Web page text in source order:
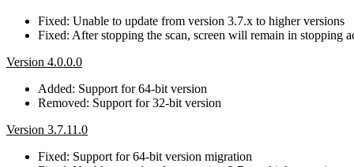
Fixed: Unable to update from version 3.7.x to higher versions
Fixed: After stopping the scan, screen will remain in stopping
Version 4.0.0.0
Added: Support for 64-bit version
Removed: Support for 32-bit version
Version 3.7.11.0
Fixed: Support for 64-bit version migration